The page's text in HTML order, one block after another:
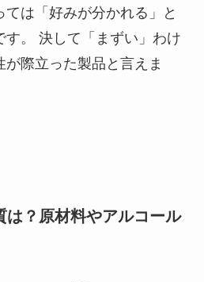
は「好みが分かれる」と
す。 決して「まずい」わけ
際立った製品と言えま
は？原材料やアルコール